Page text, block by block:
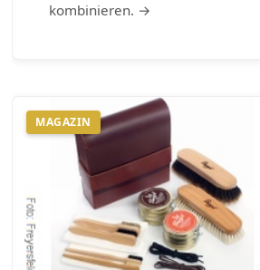
kombinieren. →
MAGAZIN